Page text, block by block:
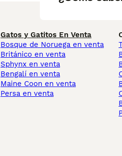
Gatos y Gatitos En Venta
Bosque de Noruega en venta
Británico en venta
Sphynx en venta
Bengalí en venta
Maine Coon en venta
Persa en venta